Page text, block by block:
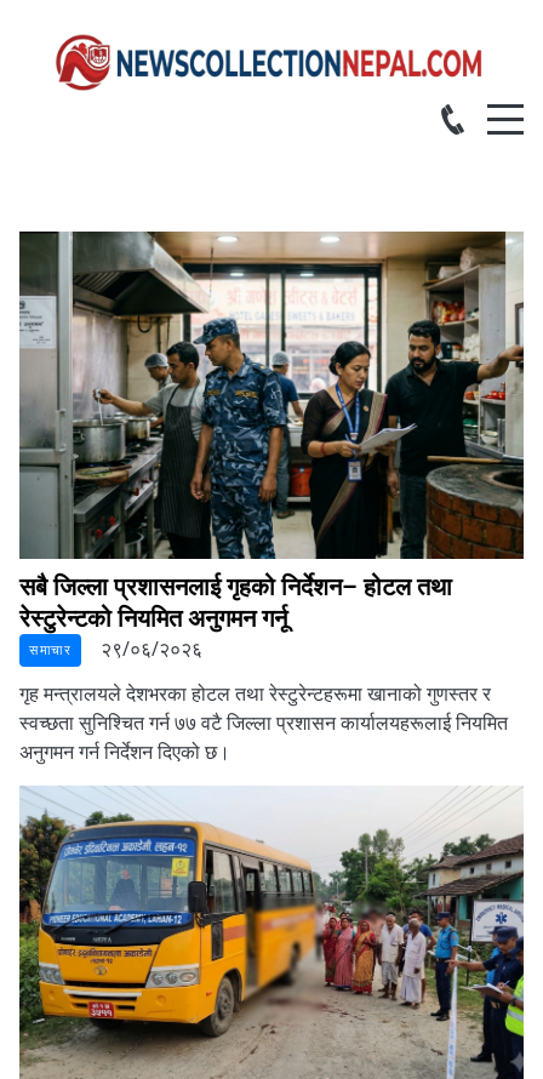
सबै जिल्ला प्रशासनलाई गृहको निर्देशन– होटल तथा
रेस्टुरेन्टको नियमित अनुगमन गर्नू
समाचार
२९/०६/२०२६
गृह मन्त्रालयले देशभरका होटल तथा रेस्टुरेन्टहरूमा खानाको गुणस्तर र
स्वच्छता सुनिश्चित गर्न ७७ वटै जिल्ला प्रशासन कार्यालयहरूलाई नियमित
अनुगमन गर्न निर्देशन दिएको छ।